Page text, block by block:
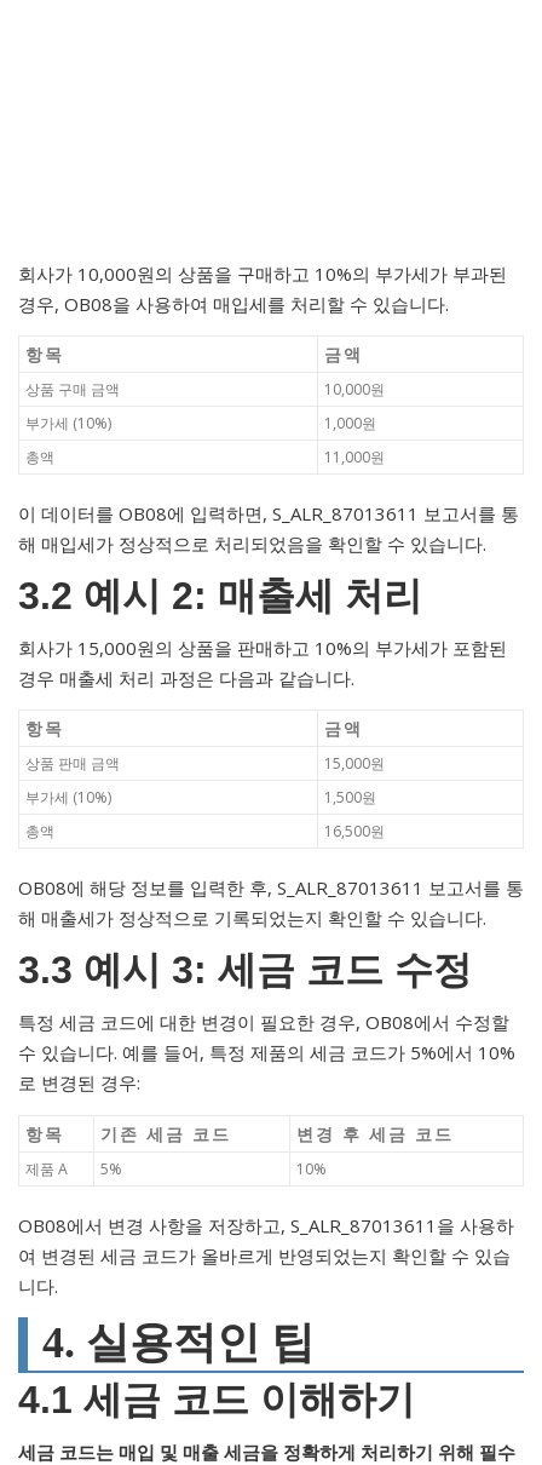
회사가 10,000원의 상품을 구매하고 10%의 부가세가 부과된
경우, OB08을 사용하여 매입세를 처리할 수 있습니다.
항목 금액
상품 구매 금액
10,000원
부가세 (10%)
1,000원
총액
11,000원
이 데이터를 OB08에 입력하면, S_ALR_87013611 보고서를 통
해 매입세가 정상적으로 처리되었음을 확인할 수 있습니다.
3.2 예시 2: 매출세 처리
회사가 15,000원의 상품을 판매하고 10%의 부가세가 포함된
경우 매출세 처리 과정은 다음과 같습니다.
항목 금액
상품 판매 금액
15,000원
부가세 (10%)
1,500원
총액
16,500원
OB08에 해당 정보를 입력한 후, S_ALR_87013611 보고서를 통
해 매출세가 정상적으로 기록되었는지 확인할 수 있습니다.
3.3 예시 3: 세금 코드 수정
특정 세금 코드에 대한 변경이 필요한 경우, OB08에서 수정할
수 있습니다. 예를 들어, 특정 제품의 세금 코드가 5%에서 10%
로 변경된 경우:
항목 기존 세금 코드 변경 후 세금 코드
제품 A 5% 10%
OB08에서 변경 사항을 저장하고, S_ALR_87013611을 사용하
여 변경된 세금 코드가 올바르게 반영되었는지 확인할 수 있습
니다.
4. 실용적인 팁
4.1 세금 코드 이해하기
세금 코드는 매입 및 매출 세금을 정확하게 처리하기 위해 필수